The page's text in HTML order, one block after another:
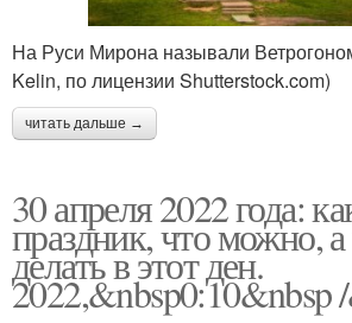
На Руси Мирона называли
Kelin, по лицензии Shutterstock.com)
читать дальше →
30 апреля 2022 года:
праздник, что можно, а
делать в этот ден.
2022,&nbsp0:10&nbsp